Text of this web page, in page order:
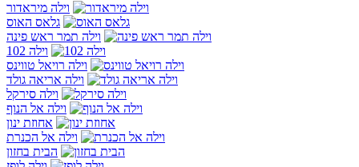
וילה מיראדור
גלאס האוס
וילה תמר ראש פינה
וילה 102
וילה רויאל טווינס
וילה אריאה גולד
וילה סירקל
וילה אל הנוף
אחוזת ינון
וילה אל הכנרת
הבית בחזון